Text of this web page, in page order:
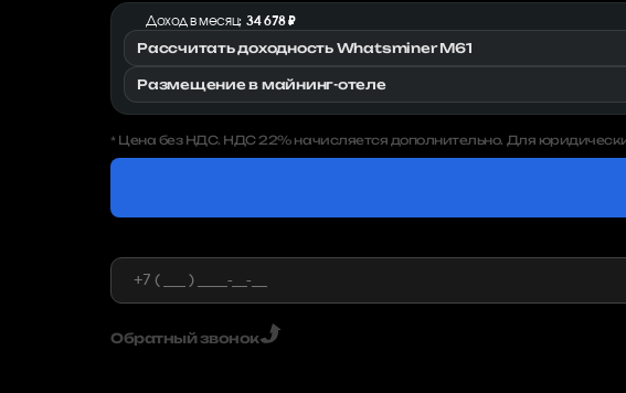
Доход в месяц: 34 678 ₽
Рассчитать доходность Whatsminer M61
Размещение в майнинг-отеле
* Цена без НДС. НДС 22% начисляется дополнительно. Для
Обратный звонок